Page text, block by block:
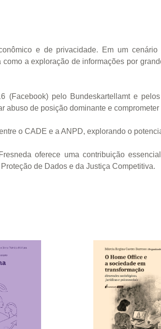
e de privacidade. Em um
a exploração de informações por
(Facebook) pelo Bundeskartellamt e
abuso de posição dominante e
o CADE e a ANPD, explorando o
oferece uma contribuição
de Dados e da Justiça Competitiva.